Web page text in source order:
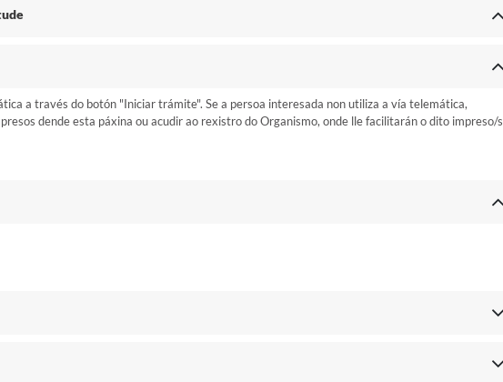
a través do botón "Iniciar trámite". Se a persoa interesada non utiliza a vía telemática,
dende esta páxina ou acudir ao rexistro do Organismo, onde lle facilitarán o dito impreso/s